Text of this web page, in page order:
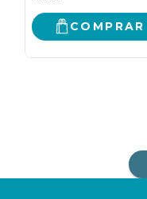
COMPRAR